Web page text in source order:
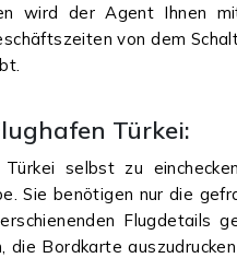
wird der Agent Ihnen
von dem
Türkei:
selbst zu
Sie benötigen nur die
Flugdetails
die Bordkarte